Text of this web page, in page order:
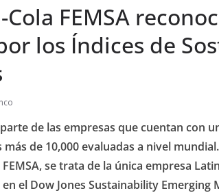
Cola FEMSA
los Índices de
de las empresas que cuentan con
de 10,000 evaluadas a nivel mundial.
FEMSA, se trata de la única empresa
el Dow Jones Sustainability Emerging
vez a
2026
el